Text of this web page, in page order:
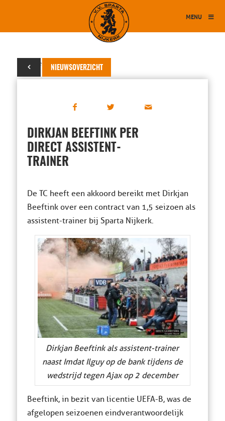
MENU
NIEUWSOVERZICHT
15 december 2017
DIRKJAN BEEFTINK PER
DIRECT ASSISTENT-
TRAINER
De TC heeft een akkoord bereikt met Dirkjan
Beeftink over een contract van 1,5 seizoen als
assistent-trainer bij Sparta Nijkerk.
Dirkjan Beeftink als assistent-trainer
naast Imdat Ilguy op de bank tijdens de
wedstrijd tegen Ajax op 2 december
Beeftink, in bezit van licentie UEFA-B, was de
afgelopen seizoenen eindverantwoordelijk